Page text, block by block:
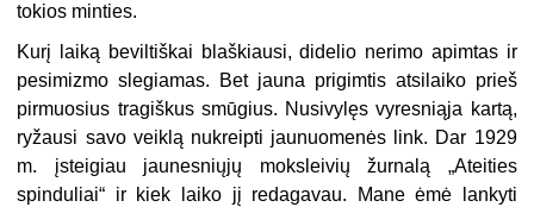
tokios minties.
Kurį laiką beviltiškai blaškiausi, didelio nerimo apimtas ir
pesimizmo slegiamas. Bet jauna prigimtis atsilaiko prieš
pirmuosius tragiškus smūgius. Nusivylęs vyresniąja kartą,
ryžausi savo veiklą nukreipti jaunuomenės link. Dar 1929
m. įsteigiau jaunesniųjų moksleivių žurnalą „Ateities
spinduliai“ ir kiek laiko jį redagavau. Mane ėmė lankyti